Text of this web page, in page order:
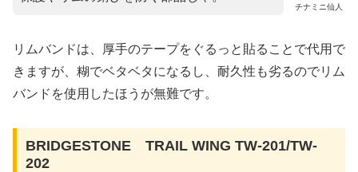
チナミニ仙人
リムバンドは、厚手のテープをぐるっと貼ることで代用で
きますが、糊でベタベタになるし、耐久性も劣るのでリム
バンドを使用したほうが無難です。
BRIDGESTONE TRAIL WING TW-201/TW-
202